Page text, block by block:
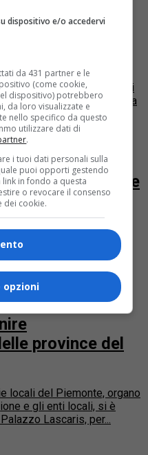
sulla riduzione
congiunta con il Cal di
dedicata interamente a una
degli enti locali in
rinunciare alle
del nostro destino
come enti di secondo
Così interviene Maria
della...
province del
locali del Piemonte, organo
e gli enti locali, si è
Lascaris, per...
dispositivo e/o accedervi
da 431 partner e le
(come cookie,
dispositivo) potrebbero
da loro visualizzate e
nello specifico da questo
utilizzare dati di
.
i tuoi dati personali sulla
puoi opporti gestendo
in fondo a questa
o revocare il consenso
dei cookie.
opzioni